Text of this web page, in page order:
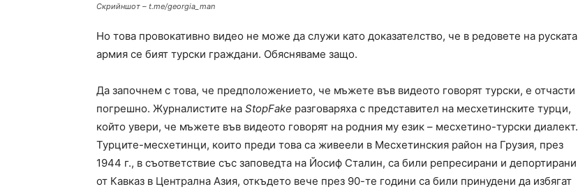
Скрийншот – t.me/georgia_man
Но това провокативно видео не може да служи като доказателство, че в редовете на руската
армия се бият турски граждани. Обясняваме защо.
Да започнем с това, че предположението, че мъжете във видеото говорят турски, е отчасти
погрешно. Журналистите на StopFake разговаряха с представител на месхетинските турци,
който увери, че мъжете във видеото говорят на родния му език – месхетино-турски диалект.
Турците-месхетинци, които преди това са живеели в Месхетинския район на Грузия, през
1944 г., в съответствие със заповедта на Йосиф Сталин, са били репресирани и депортирани
от Кавказ в Централна Азия, откъдето вече през 90-те години са били принудени да избягат